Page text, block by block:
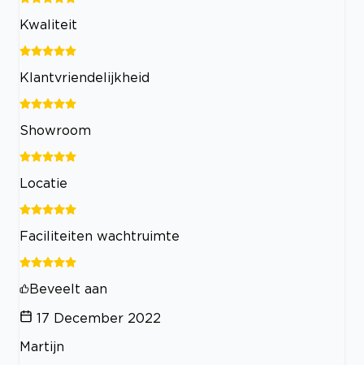
Kwaliteit
Klantvriendelijkheid
Showroom
Locatie
Faciliteiten wachtruimte
Beveelt aan
17 December 2022
Martijn